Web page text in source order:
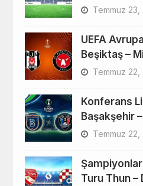
Temmuz 23,
UEFA
Beşiktaş –
Temmuz 22,
Konferans
Başakşehir
Temmuz 22,
Turu Thun –